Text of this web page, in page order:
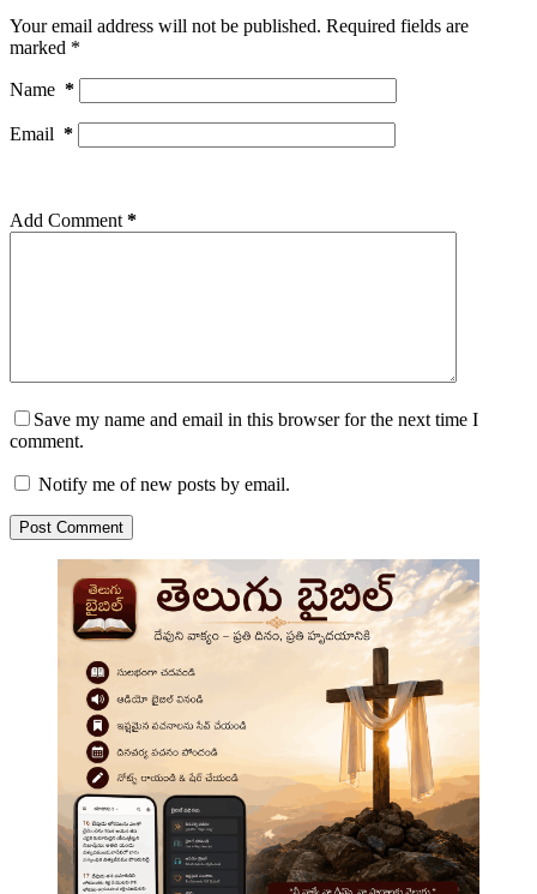
Your email address will not be published. Required fields are
marked *
Name *
Email *
Add Comment*
Save my name and email in this browser for the next time I
comment.
Notify me of new posts by email.
Post Comment